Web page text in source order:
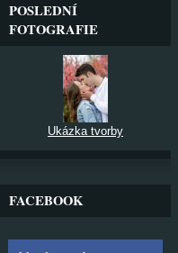
POSLEDNÍ
FOTOGRAFIE
Ukázka tvorby
FACEBOOK